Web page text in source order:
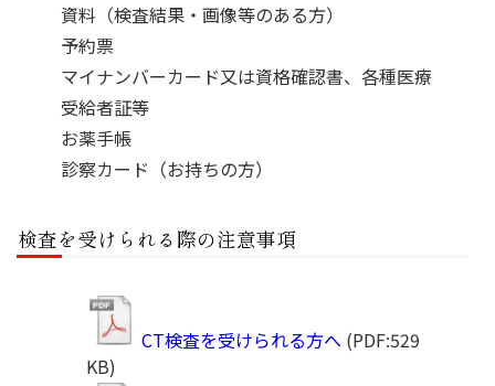
資料（検査結果・画像等のある方）
予約票
マイナンバーカード又は資格確認書、各種医療
受給者証等
お薬手帳
診察カード（お持ちの方）
検査を受けられる際の注意事項
CT検査を受けられる方へ (PDF:529
KB)